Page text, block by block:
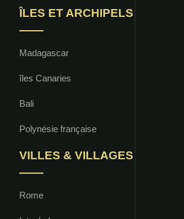
ÎLES ET ARCHIPELS
Madagascar
îles Canaries
Bali
Polynésie française
VILLES & VILLAGES
Rome